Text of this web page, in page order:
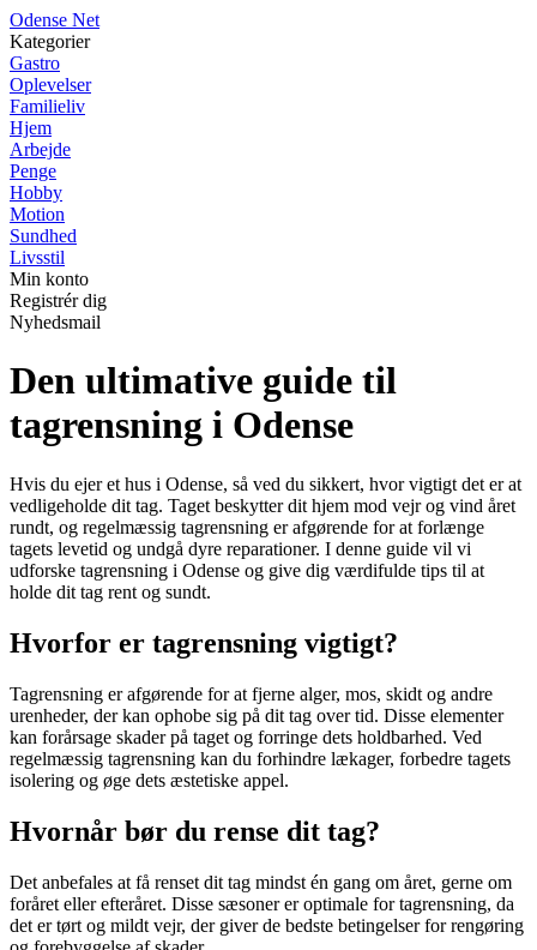
Odense Net
Kategorier
Gastro
Oplevelser
Familieliv
Hjem
Arbejde
Penge
Hobby
Motion
Sundhed
Livsstil
Min konto
Registrér dig
Nyhedsmail
Den ultimative guide til
tagrensning i Odense
Hvis du ejer et hus i Odense, så ved du sikkert, hvor vigtigt det er at
vedligeholde dit tag. Taget beskytter dit hjem mod vejr og vind året
rundt, og regelmæssig tagrensning er afgørende for at forlænge
tagets levetid og undgå dyre reparationer. I denne guide vil vi
udforske tagrensning i Odense og give dig værdifulde tips til at
holde dit tag rent og sundt.
Hvorfor er tagrensning vigtigt?
Tagrensning er afgørende for at fjerne alger, mos, skidt og andre
urenheder, der kan ophobe sig på dit tag over tid. Disse elementer
kan forårsage skader på taget og forringe dets holdbarhed. Ved
regelmæssig tagrensning kan du forhindre lækager, forbedre tagets
isolering og øge dets æstetiske appel.
Hvornår bør du rense dit tag?
Det anbefales at få renset dit tag mindst én gang om året, gerne om
foråret eller efteråret. Disse sæsoner er optimale for tagrensning, da
det er tørt og mildt vejr, der giver de bedste betingelser for rengøring